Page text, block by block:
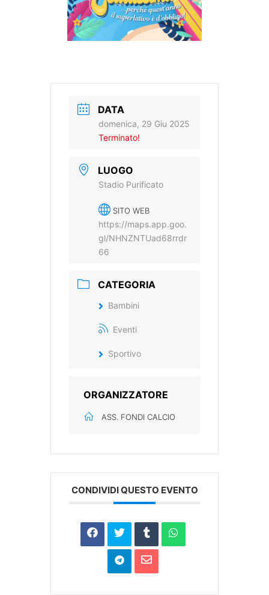
DATA
domenica, 29 Giu 2025
Terminato!
LUOGO
Stadio Purificato
SITO WEB
https://maps.app.goo.
gl/NHNZNTUad68rrdr
66
CATEGORIA
Bambini
Eventi
Sportivo
ORGANIZZATORE
ASS. FONDI CALCIO
CONDIVIDI QUESTO EVENTO